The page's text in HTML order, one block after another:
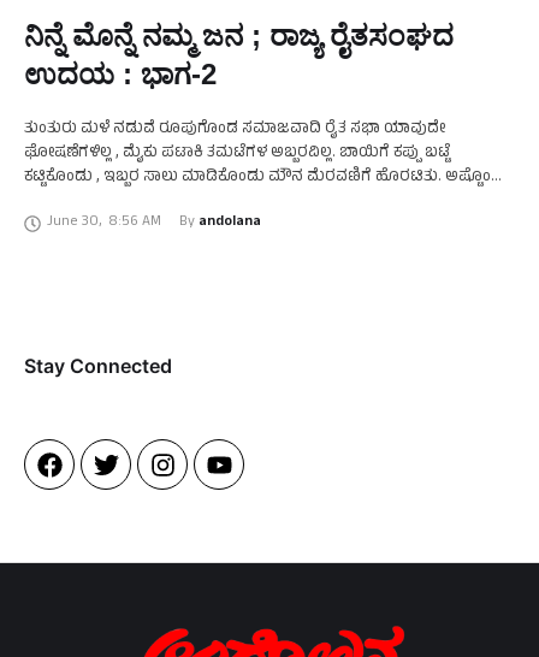
ನಿನ್ನೆ ಮೊನ್ನೆ ನಮ್ಮ ಜನ ; ರಾಜ್ಯ ರೈತಸಂಘದ
ಉದಯ : ಭಾಗ-2
ತುಂತುರು ಮಳೆ ನಡುವೆ ರೂಪುಗೊಂಡ ಸಮಾಜವಾದಿ ರೈತ ಸಭಾ ಯಾವುದೇ
ಘೋಷಣೆಗಳಿಲ್ಲ , ಮೈಕು ಪಟಾಕಿ ತಮಟೆಗಳ ಅಬ್ಬರವಿಲ್ಲ. ಬಾಯಿಗೆ ಕಪ್ಪು ಬಟ್ಟೆ
ಕಟ್ಟಿಕೊಂಡು , ಇಬ್ಬರ ಸಾಲು ಮಾಡಿಕೊಂಡು ಮೌನ ಮೆರವಣಿಗೆ ಹೊರಟಿತು. ಅಷ್ಟೊಂದು
June 30, 8:56 AM By andolana
Stay Connected​